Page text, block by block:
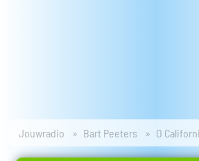
Jouwradio Bart Peeters O